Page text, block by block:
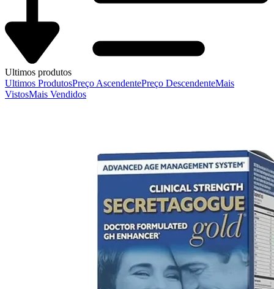
Ultimos produtos
Ultimos ProdutosPreço AscendentePreço DescendenteMais
VistosMais Vendidos